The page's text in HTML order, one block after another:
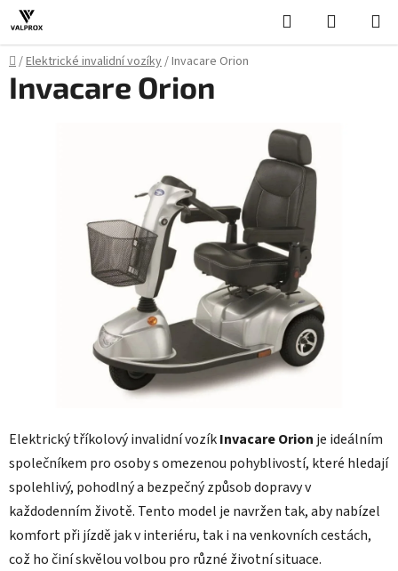
Přejít
na
obsah
Hledat
KOŠÍK
Domů
/Elektrické invalidní vozíky/Invacare Orion
Elektrický tříkolový invalidní vozíkInvacare Orion je ideálním
společníkem pro osoby s omezenou pohyblivostí, které hledají
spolehlivý, pohodlný a bezpečný způsob dopravy v
každodenním životě. Tento model je navržen tak, aby nabízel
komfort při jízdě jak v interiéru, tak i na venkovních cestách,
což ho činí skvělou volbou pro různé životní situace.
Invacare Orion